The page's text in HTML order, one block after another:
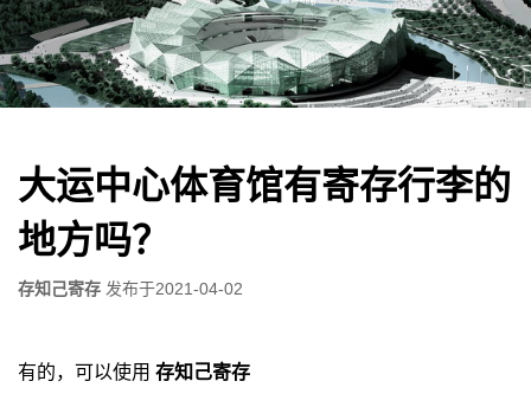
大运中心体育馆有寄存行李的
地方吗？
存知己寄存 发布于2021-04-02
有的，可以使用 存知己寄存